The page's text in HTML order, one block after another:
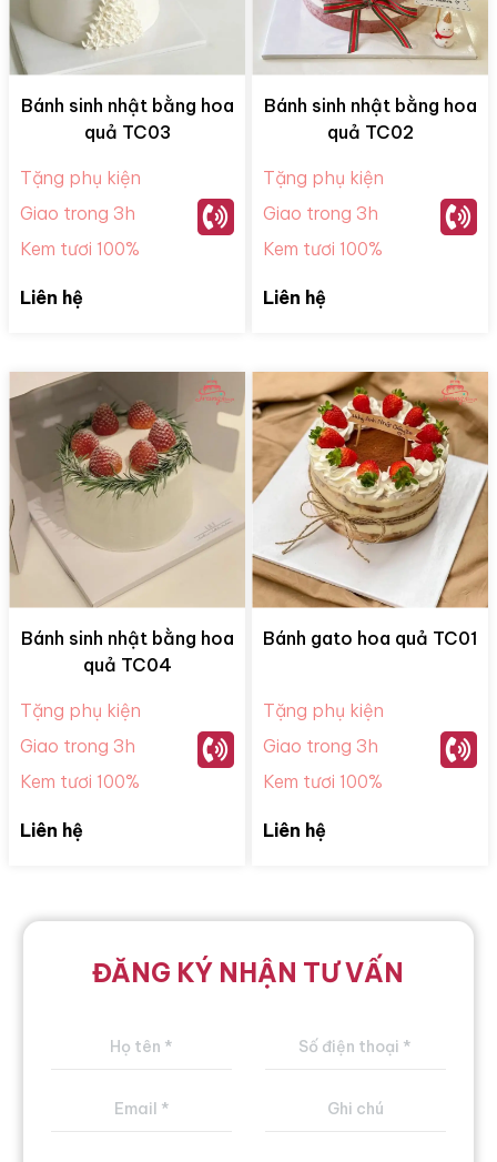
Bánh sinh nhật bằng hoa
quả TC03
Tặng phụ kiện
Giao trong 3h
Kem tươi 100%
Liên hệ
Bánh sinh nhật bằng hoa
quả TC02
Tặng phụ kiện
Giao trong 3h
Kem tươi 100%
Liên hệ
Bánh sinh nhật bằng hoa
quả TC04
Tặng phụ kiện
Giao trong 3h
Kem tươi 100%
Liên hệ
Bánh gato hoa quả TC01
Tặng phụ kiện
Giao trong 3h
Kem tươi 100%
Liên hệ
ĐĂNG KÝ NHẬN TƯ VẤN